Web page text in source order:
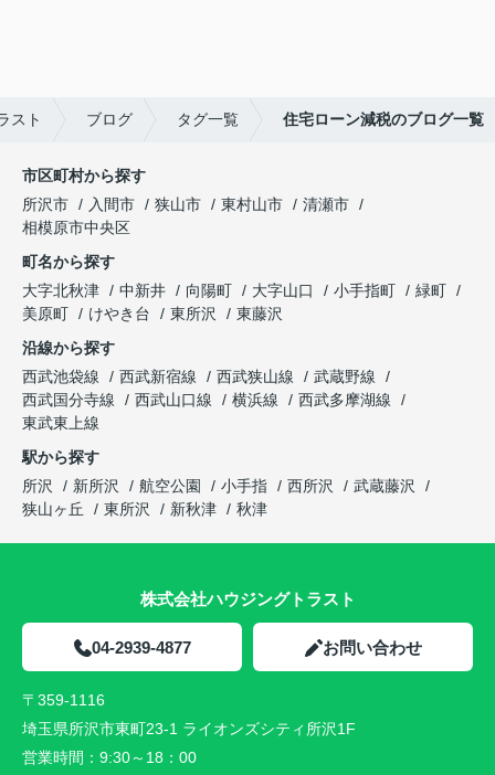
スト ブログ タグ一覧 住宅ローン減税のブログ一覧
市区町村から探す
所沢市
入間市 狭山市 東村山市
清瀬市
相模原市中央区
町名から探す
大字北秋津
中新井 向陽町 大字山口 小手指町
緑町
美原町
けやき台 東所沢
東藤沢
沿線から探す
西武池袋線
西武新宿線 西武狭山線
武蔵野線
西武国分寺線
西武山口線 横浜線
西武多摩湖線
東武東上線
駅から探す
所沢
新所沢 航空公園 小手指 西所沢
武蔵藤沢
狭山ヶ丘
東所沢 新秋津 秋津
株式会社ハウジングトラスト
04-2939-4877 お問い合わせ
〒359-1116
埼玉県所沢市東町23-1 ライオンズシティ所沢1F
営業時間： 9:30～18：00